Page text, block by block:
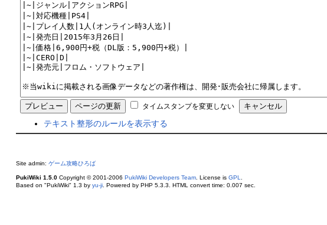
タイムスタンプを変更しない
テキスト整形のルールを表示する
Site admin: ゲーム攻略ひろば
PukiWiki 1.5.0Copyright © 2001-2006 PukiWiki Developers Team. License is GPL
Based on "PukiWiki" 1.3 by yu-ji. Powered by PHP 5.3.3. HTML convert time: 0.007 sec.